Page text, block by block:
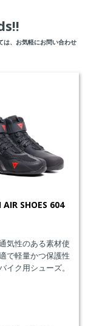
は、お気軽にお問い合わせ
AIR SHOES 604
気性のある素材使
で軽量かつ保護性
イク用シューズ。